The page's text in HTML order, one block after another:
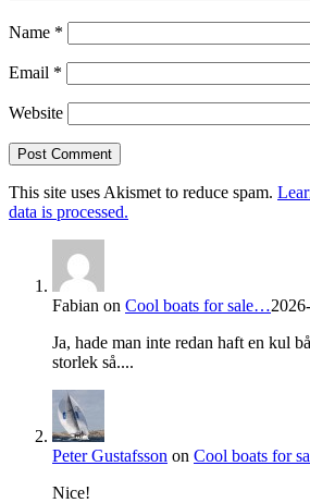
Name *
Email *
Website
This site uses Akismet to reduce spam.
data is processed.
Fabian on Cool boats for sale…
Ja, hade man inte redan haft en kul
storlek så....
Peter Gustafsson on Cool boats for
Nice!